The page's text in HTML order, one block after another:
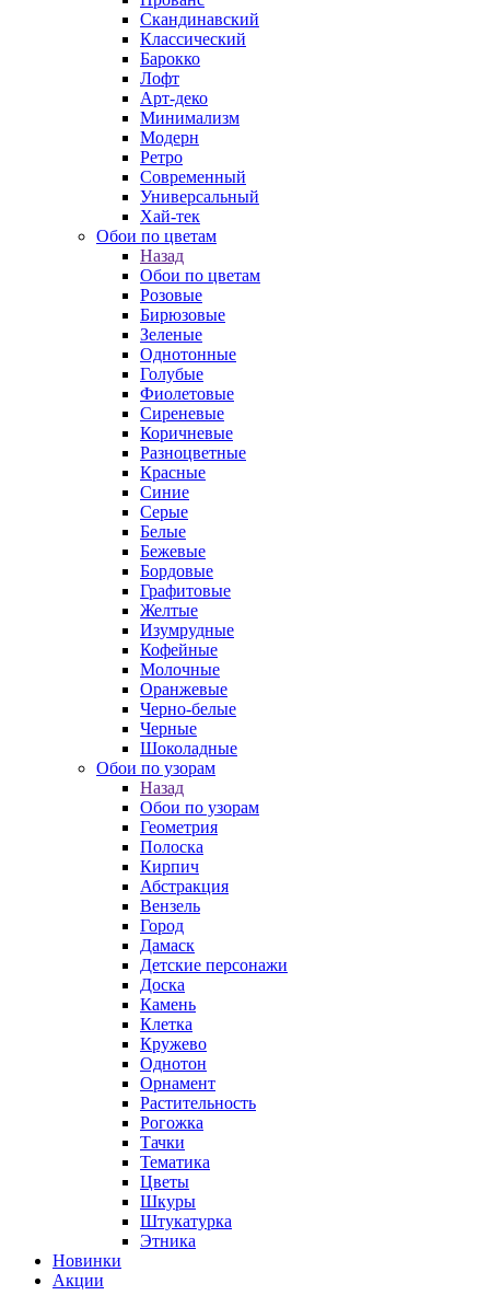
Скандинавский
Классический
Барокко
Лофт
Арт-деко
Минимализм
Модерн
Ретро
Современный
Универсальный
Хай-тек
Обои по цветам
Назад
Обои по цветам
Розовые
Бирюзовые
Зеленые
Однотонные
Голубые
Фиолетовые
Сиреневые
Коричневые
Разноцветные
Красные
Синие
Серые
Белые
Бежевые
Бордовые
Графитовые
Желтые
Изумрудные
Кофейные
Молочные
Оранжевые
Черно-белые
Черные
Шоколадные
Обои по узорам
Назад
Обои по узорам
Геометрия
Полоска
Кирпич
Абстракция
Вензель
Город
Дамаск
Детские персонажи
Доска
Камень
Клетка
Кружево
Однотон
Орнамент
Растительность
Рогожка
Тачки
Тематика
Цветы
Шкуры
Штукатурка
Этника
Новинки
Акции